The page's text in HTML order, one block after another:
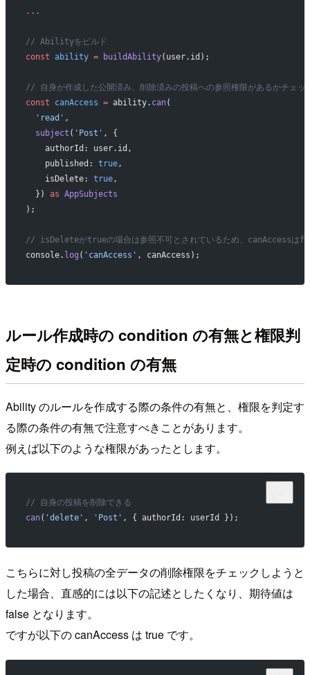
...
// Abilityをビルド
const ability = buildAbility(user.id);
// 自身が作成した公開済み、削除済みの投稿への参照権限があるかチェッ
const canAccess = ability. can(
  'read'
,
  subject
( 'Post' , {
    authorId: user.id,
    published:
true,
    isDelete:
true,
  })
as AppSubjects
);
// isDeleteがtrueの場合は参照不可とされているため、canAccessは
console. log ( 'canAccess' , canAccess);
ルール作成時の condition の有無と権限判
定時の condition の有無
Ability のルールを作成する際の条件の有無と、権限を判定す
る際の条件の有無で注意すべきことがあります。
例えば以下のような権限があったとします。
// 自身の投稿を削除できる
can( 'delete' , 'Post' , { authorId: userId });
こちらに対し投稿の全データの削除権限をチェックしようと
した場合、直感的には以下の記述としたくなり、期待値は
false となります。
ですが以下の canAccess は true です。